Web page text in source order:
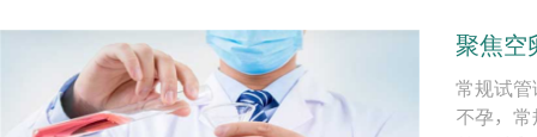
聚焦空
常规试管
不孕，